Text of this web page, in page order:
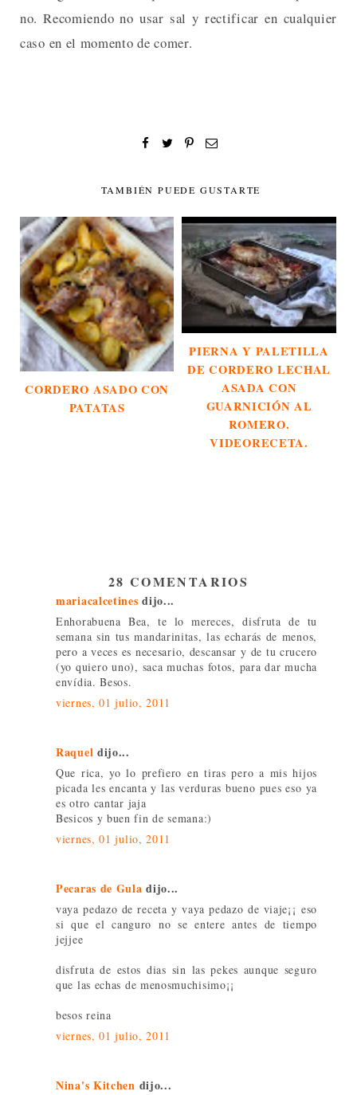
no. Recomiendo no usar sal y rectificar en cualquier
caso en el momento de comer.
TAMBIÉN PUEDE GUSTARTE
CORDERO ASADO CON
PATATAS
PIERNA Y PALETILLA
DE CORDERO LECHAL
ASADA CON
GUARNICIÓN AL
ROMERO.
VIDEORECETA.
28 COMENTARIOS
mariacalcetines dijo...
Enhorabuena Bea, te lo mereces, disfruta de tu
semana sin tus mandarinitas, las echarás de menos,
pero a veces es necesario, descansar y de tu crucero
(yo quiero uno), saca muchas fotos, para dar mucha
envídia. Besos.
viernes, 01 julio, 2011
Raquel dijo...
Que rica, yo lo prefiero en tiras pero a mis hijos
picada les encanta y las verduras bueno pues eso ya
es otro cantar jaja
Besicos y buen fin de semana:)
viernes, 01 julio, 2011
Pecaras de Gula dijo...
vaya pedazo de receta y vaya pedazo de viaje¡¡ eso
si que el canguro no se entere antes de tiempo
jejjee
disfruta de estos dias sin las pekes aunque seguro
que las echas de menosmuchisimo¡¡
besos reina
viernes, 01 julio, 2011
Nina's Kitchen dijo...